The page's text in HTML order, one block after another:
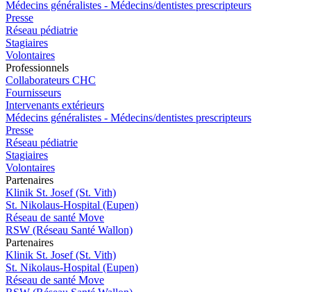
Médecins généralistes - Médecins/dentistes prescripteurs
Presse
Réseau pédiatrie
Stagiaires
Volontaires
Professionnels
Collaborateurs CHC
Fournisseurs
Intervenants extérieurs
Médecins généralistes - Médecins/dentistes prescripteurs
Presse
Réseau pédiatrie
Stagiaires
Volontaires
Partenaires
Klinik St. Josef (St. Vith)
St. Nikolaus-Hospital (Eupen)
Réseau de santé Move
RSW (Réseau Santé Wallon)
Partenaires
Klinik St. Josef (St. Vith)
St. Nikolaus-Hospital (Eupen)
Réseau de santé Move